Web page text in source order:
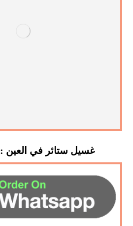
غسيل ستائر في العين :0501732352